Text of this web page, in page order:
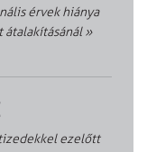
érvek hiánya
átalakításánál»
ezelőtt